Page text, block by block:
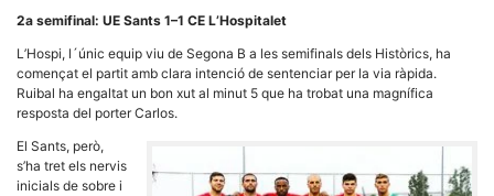
2a semifinal: UE Sants 1–1 CE L’Hospitalet
L’Hospi, l´únic equip viu de Segona B a les semifinals dels Històrics, ha
començat el partit amb clara intenció de sentenciar per la via ràpida.
Ruibal ha engaltat un bon xut al minut 5 que ha trobat una magnífica
resposta del porter Carlos.
El Sants, però,
s’ha tret els nervis
inicials de sobre i
web
la possibilitat
només
anuncis,